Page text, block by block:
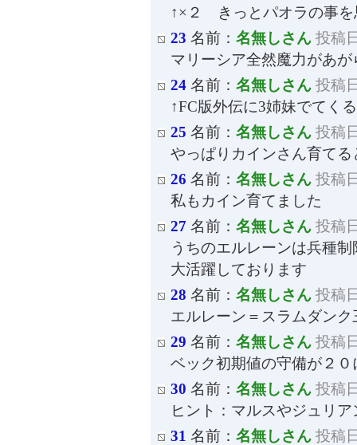
↑×２ きっとパオラの事を
23 名前： 名無しさん 投稿
マリーシア全然魔力があが
24 名前： 名無しさん 投稿
↑FC版外伝に3姉妹でてく
25 名前： 名無しさん 投稿
やっぱりカインさん育て
26 名前： 名無しさん 投稿
私もカイン育てました
27 名前： 名無しさん 投稿
うちのエルレーンは兵種
大活躍しております
28 名前： 名無しさん 投稿
エルレーン＝スラムダン
29 名前： 名無しさん 投稿
ベック初期値の守備が２
30 名前： 名無しさん 投稿
ヒント：マルスやジュリ
31 名前： 名無しさん 投稿